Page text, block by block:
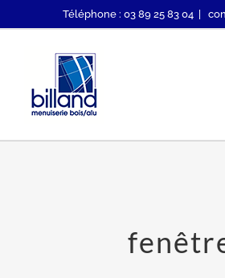
Téléphone : 03 89 25 83 04